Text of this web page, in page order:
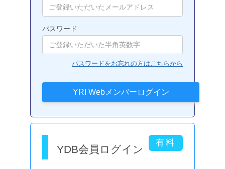
パスワード
パスワードをお忘れの方はこちらから
YDB会員ログイン